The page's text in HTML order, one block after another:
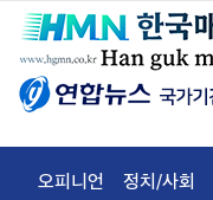
오피니언 정치/사회